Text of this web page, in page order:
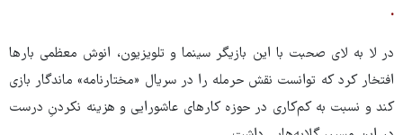
.
در لا به لای صحبت با این بازیگر سینما و تلویزیون، انوش معظمی بارها
افتخار کرد که توانست نقش حرمله را در سریال «مختارنامه» ماندگار بازی
کند و نسبت به کم‌کاری در حوزه کارهای عاشورایی و هزینه نکردنِ درست